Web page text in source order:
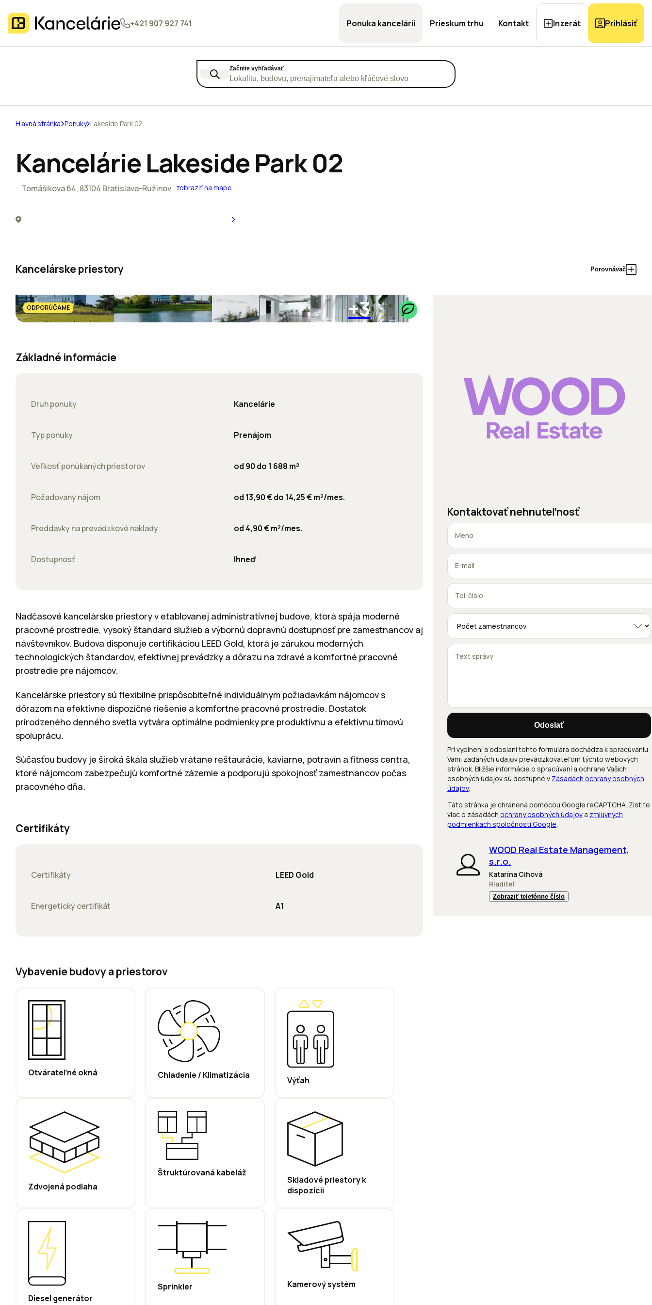
+421 907 927 741 Ponuka kancelárií Prieskum trhu Kontakt Inzerát Prihlásiť
Začnite vyhľadávať
Lokalitu, budovu, prenajímateľa alebo kľúčové slovo
Hlavná stránka Ponuky Lakeside Park 02
Kancelárie Lakeside Park 02
Tomášikova 64, 83104 Bratislava-Ružinov zobraziť na mape
Kancelárske priestory Porovnávač
ODPORÚČAME +3
Základné informácie
Druh ponuky Kancelárie
Typ ponuky Prenájom
Veľkosť ponúkaných priestorov od 90 do 1 688 m²
Požadovaný nájom od 13,90 € do 14,25 € m²/mes.
Preddavky na prevádzkové náklady od 4,90 € m²/mes.
Dostupnosť Ihneď
Nadčasové kancelárske priestory v etablovanej administratívnej budove, ktorá spája moderné
pracovné prostredie, vysoký štandard služieb a výbornú dopravnú dostupnosť pre zamestnancov aj
návštevníkov. Budova disponuje certifikáciou LEED Gold, ktorá je zárukou moderných
technologických štandardov, efektívnej prevádzky a dôrazu na zdravé a komfortné pracovné
prostredie pre nájomcov.
Kancelárske priestory sú flexibilne prispôsobiteľné individuálnym požiadavkám nájomcov s
dôrazom na efektívne dispozičné riešenie a komfortné pracovné prostredie. Dostatok
prirodzeného denného svetla vytvára optimálne podmienky pre produktívnu a efektívnu tímovú
spoluprácu.
Súčasťou budovy je široká škála služieb vrátane reštaurácie, kaviarne, potravín a fitness centra,
ktoré nájomcom zabezpečujú komfortné zázemie a podporujú spokojnosť zamestnancov počas
pracovného dňa.
Certifikáty
Certifikáty LEED Gold
Energetický certifikát A1
Vybavenie budovy a priestorov
Otvárateľné okná Chladenie / Klimatizácia Výťah
Zdvojená podlaha
Štruktúrovaná kabeláž
Skladové priestory k
dispozícii
Diesel generátor
Sprinkler Kamerový systém
Kontaktovať nehnuteľnosť
Odoslať
Pri vyplnení a odoslaní tohto formulára dochádza k spracúvaniu
Vami zadaných údajov prevádzkovateľom týchto webových
stránok. Bližšie informácie o spracúvaní a ochrane Vašich
osobných údajov sú dostupné v Zásadách ochrany osobných
údajov.
Táto stránka je chránená pomocou Google reCAPTCHA. Zistite
viac o zásadách ochrany osobných údajov a zmluvných
podmienkach spoločnosti Google.
WOOD Real Estate Management,
s.r.o.
Katarína Cihová
Riaditeľ
Zobraziť telefónne číslo